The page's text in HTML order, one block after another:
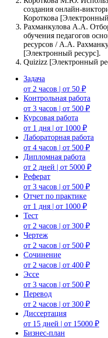
создания онлайн-
Короткова
Рахманкулова А.А.
обучения педагогов
ресурсов / А.А.
[Электронный ресурс].
Quizizz [Электронный
Задача
от 2 часов | от 50 ₽
Контрольная работа
от 3 часов | от 500 ₽
Курсовая работа
от 1 дня | от 1000 ₽
Лабораторная работа
от 4 часов | от 500 ₽
Дипломная работа
от 2 дней | от 5000 ₽
Реферат
от 3 часов | от 500 ₽
Отчет по практике
от 1 дня | от 1000 ₽
Тест
от 2 часов | от 300 ₽
Чертеж
от 2 часов | от 500 ₽
Сочинение
от 2 часов | от 400 ₽
Эссе
от 3 часов | от 500 ₽
Перевод
от 2 часов | от 300 ₽
Диссертация
от 15 дней | от 15000 ₽
Бизнес-план